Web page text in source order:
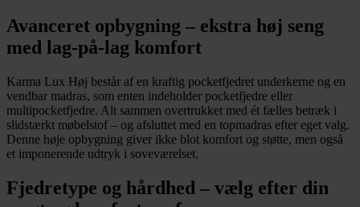
Avanceret opbygning – ekstra høj seng
med lag-på-lag komfort
Karma Lux Høj består af en kraftig pocketfjedret underkerne og en
vendbar madras, som enten indeholder pocketfjedre eller
multipocketfjedre. Alt sammen overtrukket med ét fælles betræk i
slidstærkt møbelstof – og afsluttet med en topmadras efter eget valg.
Denne høje opbygning giver ikke blot komfort og støtte, men også
et imponerende udtryk i soveværelset.
Fjedretype og hårdhed – vælg efter din